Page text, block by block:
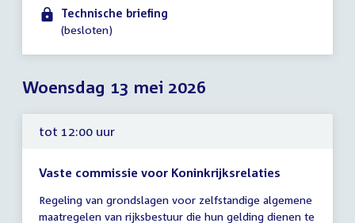
18:00
uur
Technische briefing
(besloten)
Woensdag 13 mei 2026
tot 12:00 uur
Vaste commissie voor Koninkrijksrelaties
vergadering
Regeling van grondslagen voor zelfstandige algemene
maatregelen van rijksbestuur die hun gelding dienen te